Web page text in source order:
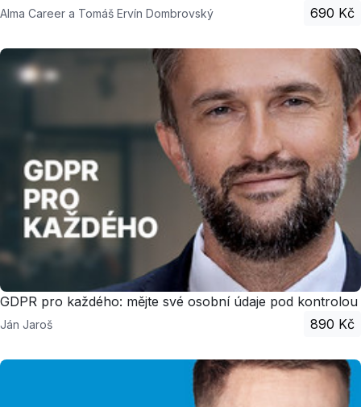
Alma Career a Tomáš Ervín Dombrovský 690 Kč
GDPR pro každého: mějte své osobní údaje pod kontrolou
Ján Jaroš 890 Kč